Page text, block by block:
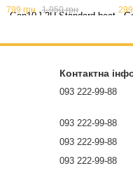
001 873592-001 P03778-
001
799 грн 1 950 грн
Контактна
093 222-99-88
093 222-99-88
093 222-99-88
093 222-99-88